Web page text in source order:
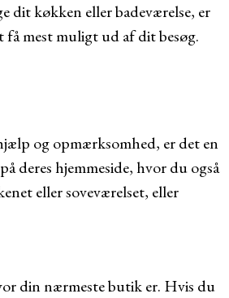
dit køkken eller badeværelse, er
mest muligt ud af dit besøg.
og opmærksomhed, er det en
deres hjemmeside, hvor du også
eller soveværelset, eller
din nærmeste butik er. Hvis du